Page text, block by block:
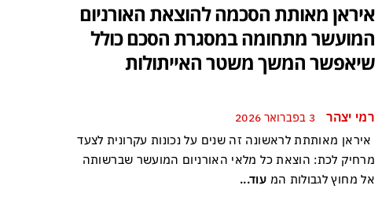
איראן מאותת הסכמה להוצאת האורניום
המועשר מתחומה במסגרת הסכם כולל
שיאפשר המשך משטר האייתולות
רמי יצהר
איראן מאותתת לראשונה זה שנים על נכונות עקרונית לצעד
מרחיק לכת: הוצאת כל מלאי האורניום המועשר שברשותה
אל מחוץ לגבולות המ עוד...